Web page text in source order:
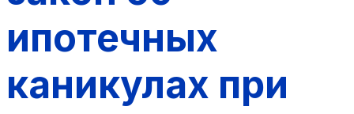
ипотечных
каникулах при